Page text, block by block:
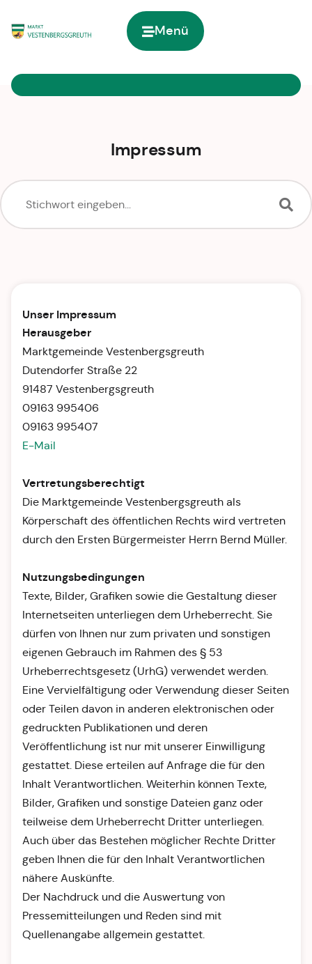
Menü
Impressum
Unser Impressum
Herausgeber
Marktgemeinde Vestenbergsgreuth
Dutendorfer Straße 22
91487 Vestenbergsgreuth
09163 995406
09163 995407
E-Mail
Vertretungsberechtigt
Die Marktgemeinde Vestenbergsgreuth als
Körperschaft des öffentlichen Rechts wird vertreten
durch den Ersten Bürgermeister Herrn Bernd Müller.
Nutzungsbedingungen
Texte, Bilder, Grafiken sowie die Gestaltung dieser
Internetseiten unterliegen dem Urheberrecht. Sie
dürfen von Ihnen nur zum privaten und sonstigen
eigenen Gebrauch im Rahmen des § 53
Urheberrechtsgesetz (UrhG) verwendet werden.
Eine Vervielfältigung oder Verwendung dieser Seiten
oder Teilen davon in anderen elektronischen oder
gedruckten Publikationen und deren
Veröffentlichung ist nur mit unserer Einwilligung
gestattet. Diese erteilen auf Anfrage die für den
Inhalt Verantwortlichen. Weiterhin können Texte,
Bilder, Grafiken und sonstige Dateien ganz oder
teilweise dem Urheberrecht Dritter unterliegen.
Auch über das Bestehen möglicher Rechte Dritter
geben Ihnen die für den Inhalt Verantwortlichen
nähere Auskünfte.
Der Nachdruck und die Auswertung von
Pressemitteilungen und Reden sind mit
Quellenangabe allgemein gestattet.